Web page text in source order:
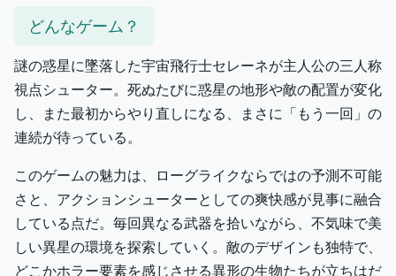
どんなゲーム？
謎の惑星に墜落した宇宙飛行士セレーネが主人公の三人称
視点シューター。死ぬたびに惑星の地形や敵の配置が変化
し、また最初からやり直しになる、まさに「もう一回」の
連続が待っている。
このゲームの魅力は、ローグライクならではの予測不可能
さと、アクションシューターとしての爽快感が見事に融合
している点だ。毎回異なる武器を拾いながら、不気味で美
しい異星の環境を探索していく。敵のデザインも独特で、
どこかホラー要素を感じさせる異形の生物たちが立ちはだ